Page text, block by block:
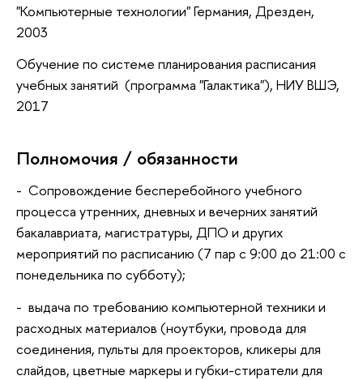
"Компьютерные технологии" Германия, Дрезден,
2003
Обучение по системе планирования расписания
учебных занятий (программа "Галактика"), НИУ ВШЭ,
2017
Полномочия / обязанности
- Сопровождение бесперебойного учебного
процесса утренних, дневных и вечерних занятий
бакалавриата, магистратуры, ДПО и других
мероприятий по расписанию (7 пар с 9:00 до 21:00 с
понедельника по субботу);
- выдача по требованию компьютерной техники и
расходных материалов (ноутбуки, провода для
соединения, пульты для проекторов, кликеры для
слайдов, цветные маркеры и губки-стиратели для